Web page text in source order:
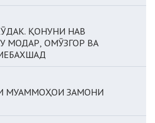
ҚОНУНИ НАВ
МОДАР, ОМӮЗГОР ВА
МУАММОҲОИ ЗАМОНИ